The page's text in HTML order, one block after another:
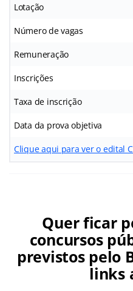
Lotação
Número de vagas
Remuneração
Inscrições
Taxa de inscrição
Data da prova objetiva
Clique aqui para ver o edital
Quer ficar
concursos
previstos pelo
links